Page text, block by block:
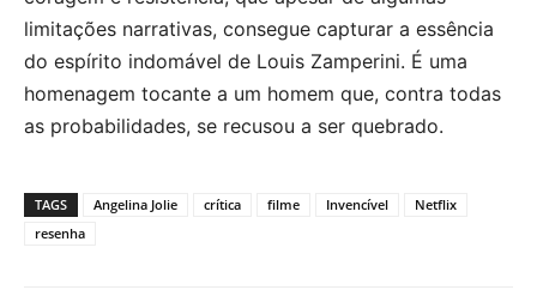
limitações narrativas, consegue capturar a essência
do espírito indomável de Louis Zamperini. É uma
homenagem tocante a um homem que, contra todas
as probabilidades, se recusou a ser quebrado.
TAGS Angelina Jolie crítica filme Invencível
Netflix
resenha